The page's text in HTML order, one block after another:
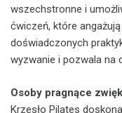
wszechstronne i
ćwiczeń, które
doświadczonych
wyzwanie i pozwala na
Osoby pragnące
Krzesło Pilates